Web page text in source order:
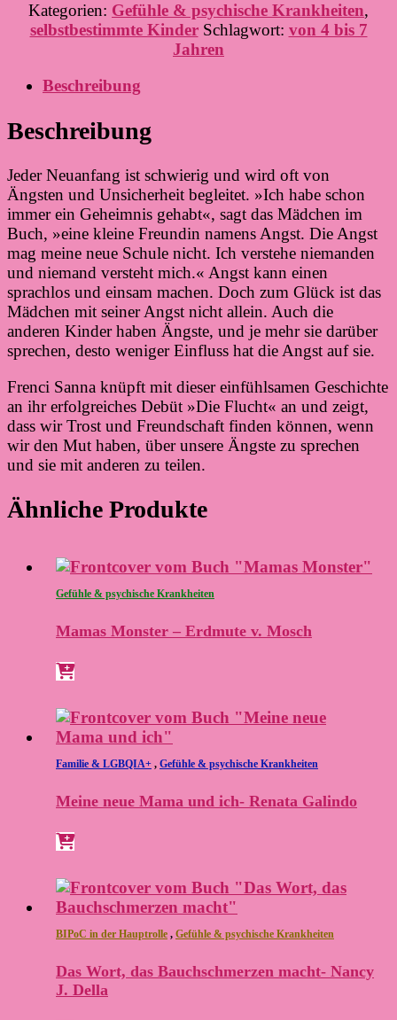
Kategorien: Gefühle & psychische Krankheiten,
selbstbestimmte Kinder Schlagwort: von 4 bis 7
Jahren
Beschreibung
Beschreibung
Jeder Neuanfang ist schwierig und wird oft von
Ängsten und Unsicherheit begleitet. »Ich habe schon
immer ein Geheimnis gehabt«, sagt das Mädchen im
Buch, »eine kleine Freundin namens Angst. Die Angst
mag meine neue Schule nicht. Ich verstehe niemanden
und niemand versteht mich.« Angst kann einen
sprachlos und einsam machen. Doch zum Glück ist das
Mädchen mit seiner Angst nicht allein. Auch die
anderen Kinder haben Ängste, und je mehr sie darüber
sprechen, desto weniger Einfluss hat die Angst auf sie.
Frenci Sanna knüpft mit dieser einfühlsamen Geschichte
an ihr erfolgreiches Debüt »Die Flucht« an und zeigt,
dass wir Trost und Freundschaft finden können, wenn
wir den Mut haben, über unsere Ängste zu sprechen
und sie mit anderen zu teilen.
Ähnliche Produkte
Gefühle & psychische Krankheiten
Mamas Monster – Erdmute v. Mosch
Familie & LGBQIA+ , Gefühle & psychische Krankheiten
Meine neue Mama und ich- Renata Galindo
BIPoC in der Hauptrolle , Gefühle & psychische Krankheiten
Das Wort, das Bauchschmerzen macht- Nancy
J. Della